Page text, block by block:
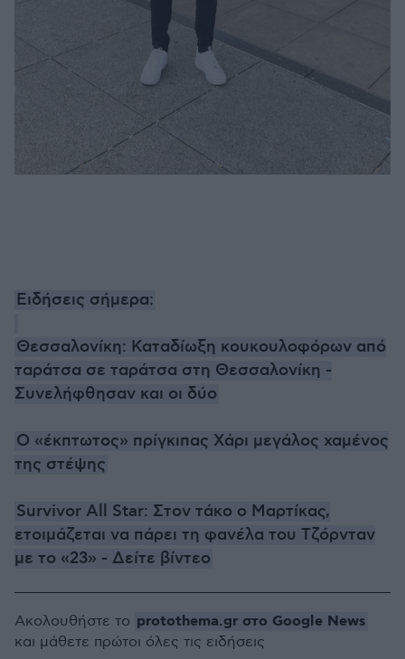
Ειδήσεις σήμερα:
Θεσσαλονίκη: Καταδίωξη κουκουλοφόρων από
ταράτσα σε ταράτσα στη Θεσσαλονίκη -
Συνελήφθησαν και οι δύο
Ο «έκπτωτος» πρίγκιπας Χάρι μεγάλος χαμένος
της στέψης
Survivor All Star: Στον τάκο ο Μαρτίκας,
ετοιμάζεται να πάρει τη φανέλα του Τζόρνταν
με το «23» - Δείτε βίντεο
Ακολουθήστε το protothema.gr στο Google News
και μάθετε πρώτοι όλες τις ειδήσεις